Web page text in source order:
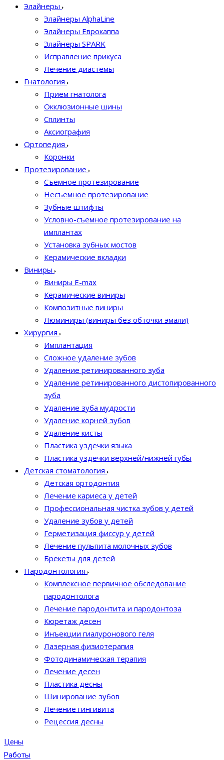
Элайнеры
Элайнеры AlphaLine
Элайнеры Еврокаппа
Элайнеры SPARK
Исправление прикуса
Лечение диастемы
Гнатология
Прием гнатолога
Окклюзионные шины
Сплинты
Аксиография
Ортопедия
Коронки
Протезирование
Съемное протезирование
Несъемное протезирование
Зубные штифты
Условно-съемное протезирование на
имплантах
Установка зубных мостов
Керамические вкладки
Виниры
Виниры E-max
Керамические виниры
Композитные виниры
Люминиры (виниры без обточки эмали)
Хирургия
Имплантация
Сложное удаление зубов
Удаление ретинированного зуба
Удаление ретинированного дистопированного
зуба
Удаление зуба мудрости
Удаление корней зубов
Удаление кисты
Пластика уздечки языка
Пластика уздечки верхней/нижней губы
Детская стоматология
Детская ортодонтия
Лечение кариеса у детей
Профессиональная чистка зубов у детей
Удаление зубов у детей
Герметизация фиссур у детей
Лечение пульпита молочных зубов
Брекеты для детей
Пародонтология
Комплексное первичное обследование
пародонтолога
Лечение пародонтита и пародонтоза
Кюретаж десен
Инъекции гиалуронового геля
Лазерная физиотерапия
Фотодинамическая терапия
Лечение десен
Пластика десны
Шинирование зубов
Лечение гингивита
Рецессия десны
Цены
Работы